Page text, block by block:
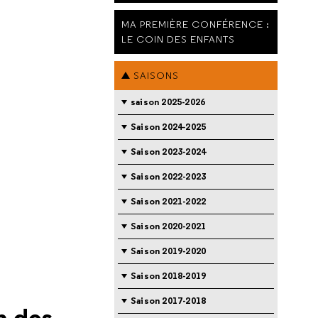
MA PREMIÈRE CONFÉRENCE :
LE COIN DES ENFANTS
SAISONS
saison 2025-2026
Saison 2024-2025
Saison 2023-2024
Saison 2022-2023
Saison 2021-2022
Saison 2020-2021
Saison 2019-2020
Saison 2018-2019
Saison 2017-2018